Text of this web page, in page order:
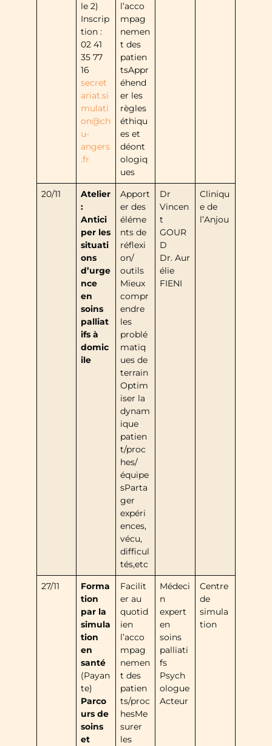
le 2)
Inscrip
tion :
02 41
35 77
16
secret
ariat.si
mulati
on@ch
u-
angers
.fr
l’acco
mpag
nemen
t des
patien
tsAppr
éhend
er les
règles
éthiqu
es et
déont
ologiq
ues
20/11
Atelier
:
Antici
per les
situati
ons
d’urge
nce
en
soins
palliat
ifs à
domic
ile
Apport
er des
éléme
nts de
réflexi
on/
outils
Mieux
compr
endre
les
problé
matiq
ues de
terrain
Optim
iser la
dynam
ique
patien
t/proc
hes/
équipe
sParta
ger
expéri
ences,
vécu,
difficul
tés,etc
Dr
Vincen
t
GOUR
D
Dr. Aur
élie
FIENI
Cliniqu
e de
l’Anjou
27/11
Forma
tion
par la
simula
tion
en
santé
(Payan
te)
Parco
urs de
soins
et
Facilit
er au
quotid
ien
l’acco
mpag
nemen
t des
patien
ts/proc
hesMe
surer
les
Médeci
n
expert
en
soins
palliati
fs
Psych
ologue
Acteur
Centre
de
simula
tion